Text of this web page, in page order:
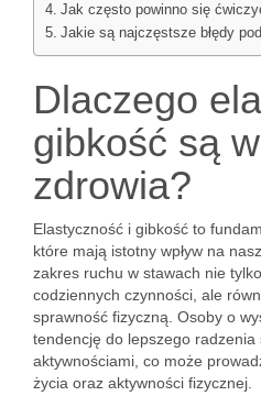
Jak często powinno się
Jakie są najczęstsze błędy
Dlaczego
gibkość są
zdrowia?
Elastyczność i gibkość to
które mają istotny wpływ na
zakres ruchu w stawach nie
codziennych czynności, ale
sprawność fizyczną. Osoby o
tendencję do lepszego
aktywnościami, co może
życia oraz aktywności fizycznej.